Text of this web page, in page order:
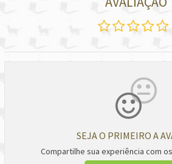
SEJA O PRIMEIRO A
Compartilhe sua experiência com